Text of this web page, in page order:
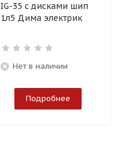
IG-35 с дисками шип
1л5 Дима электрик
Нет в наличии
Подробнее